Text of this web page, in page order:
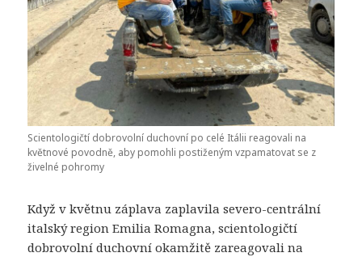
Scientologičtí dobrovolní duchovní po celé Itálii reagovali na
květnové povodně, aby pomohli postiženým vzpamatovat se z
živelné pohromy
Když v květnu záplava zaplavila severo-centrální
italský region Emilia Romagna, scientologičtí
dobrovolní duchovní okamžitě zareagovali na